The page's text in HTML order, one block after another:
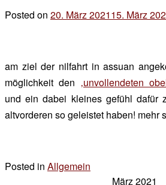
Posted on 20. März 202115. März
am ziel der nilfahrt in assuan
möglichkeit den ‚unvollendeten
und ein dabei kleines gefühl dafür
altvorderen so geleistet haben! mehr
Posted in Allgemein
März 2021